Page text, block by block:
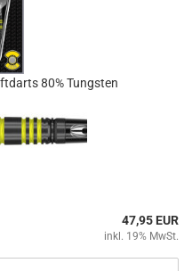
80% Tungs­ten
47,95 EUR
inkl. 19% MwSt.